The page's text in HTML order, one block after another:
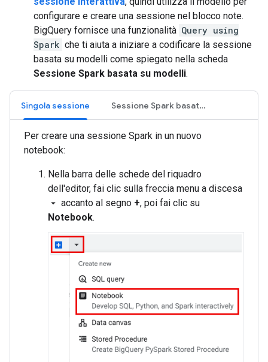
configurare e creare una sessione nel blocco note.
BigQuery fornisce una funzionalità Query using
Spark che ti aiuta a iniziare a codificare la sessione
basata su modelli come spiegato nella scheda
Sessione Spark basata su modelli.
Singola sessione Sessione Spark basata su un modello
Per creare una sessione Spark in un nuovo
notebook:
Nella barra delle schede del riquadro
dell'editor, fai clic sulla freccia menu a discesa
arrow_drop_down accanto al segno +, poi fai clic su
Notebook.